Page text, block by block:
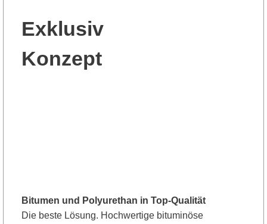
Exklusiv
Konzept
Bitumen und Polyurethan in Top-Qualität
Die beste Lösung. Hochwertige bituminöse